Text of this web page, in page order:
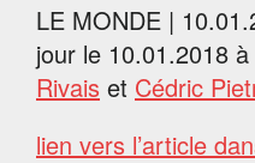
LE MONDE |
jour le 10.01.2018 à
Rivais et Cédric
lien vers l’article